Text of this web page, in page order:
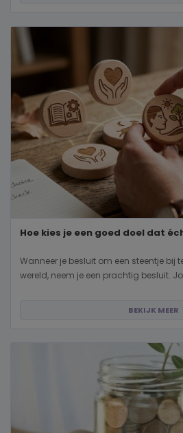
Hoe kies je een goed doel dat
Wanneer je besluit om een steentje bij
wereld, neem je een prachtig besluit.
BEKIJK MEER